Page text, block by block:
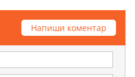
Напиши коментар